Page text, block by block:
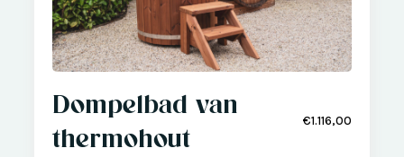
Dompelbad van
thermohout
€1.116,00